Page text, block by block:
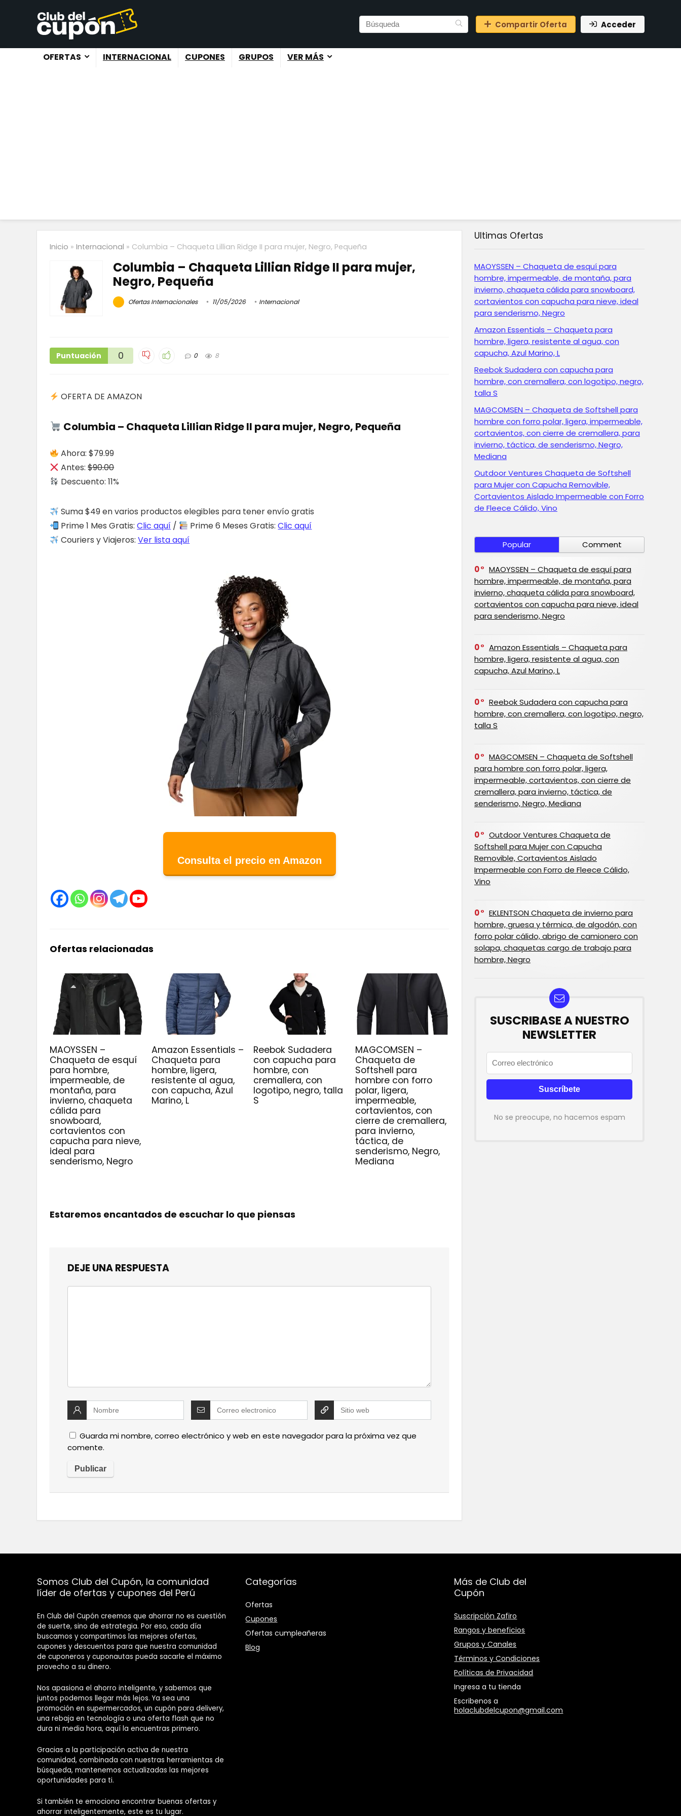
Compartir Oferta Acceder
OFERTAS INTERNACIONAL CUPONES GRUPOS VER MÁS
Inicio » Internacional » Columbia – Chaqueta Lillian Ridge II para mujer, Negro, Pequeña
Columbia – Chaqueta Lillian Ridge II para mujer,
Negro, Pequeña
Ofertas Internacionales 11/05/2026 Internacional
Puntuación 0 0 8
OFERTA DE AMAZON
Columbia – Chaqueta Lillian Ridge II para mujer, Negro, Pequeña
Ahora: $79.99
Antes:$90.00
Descuento: 11%
Suma $49 en varios productos elegibles para tener envío gratis
Prime 1 Mes Gratis:Clic aquí / Prime 6 Meses Gratis:Clic aquí
Couriers y Viajeros:Ver lista aquí
Consulta el precio en Amazon
Ofertas relacionadas
MAOYSSEN –
Chaqueta de esquí
para hombre,
impermeable, de
montaña, para
invierno, chaqueta
cálida para
snowboard,
cortavientos con
capucha para nieve,
ideal para
senderismo, Negro
Amazon Essentials –
Chaqueta para
hombre, ligera,
resistente al agua,
con capucha, Azul
Marino, L
Reebok Sudadera
con capucha para
hombre, con
cremallera, con
logotipo, negro, talla
S
MAGCOMSEN –
Chaqueta de
Softshell para
hombre con forro
polar, ligera,
impermeable,
cortavientos, con
cierre de cremallera,
para invierno,
táctica, de
senderismo, Negro,
Mediana
Estaremos encantados de escuchar lo que piensas
DEJE UNA RESPUESTA
Guarda mi nombre, correo electrónico y web en este navegador para la próxima vez que
comente.
Ultimas Ofertas
MAOYSSEN – Chaqueta de esquí para
hombre, impermeable, de montaña, para
invierno, chaqueta cálida para snowboard,
cortavientos con capucha para nieve, ideal
para senderismo, Negro
Amazon Essentials – Chaqueta para
hombre, ligera, resistente al agua, con
capucha, Azul Marino, L
Reebok Sudadera con capucha para
hombre, con cremallera, con logotipo, negro,
talla S
MAGCOMSEN – Chaqueta de Softshell para
hombre con forro polar, ligera, impermeable,
cortavientos, con cierre de cremallera, para
invierno, táctica, de senderismo, Negro,
Mediana
Outdoor Ventures Chaqueta de Softshell
para Mujer con Capucha Removible,
Cortavientos Aislado Impermeable con Forro
de Fleece Cálido, Vino
Popular Comment
0
MAOYSSEN – Chaqueta de esquí para
hombre, impermeable, de montaña, para
invierno, chaqueta cálida para snowboard,
cortavientos con capucha para nieve, ideal
para senderismo, Negro
0
Amazon Essentials – Chaqueta para
hombre, ligera, resistente al agua, con
capucha, Azul Marino, L
0
Reebok Sudadera con capucha para
hombre, con cremallera, con logotipo, negro,
talla S
0
MAGCOMSEN – Chaqueta de Softshell
para hombre con forro polar, ligera,
impermeable, cortavientos, con cierre de
cremallera, para invierno, táctica, de
senderismo, Negro, Mediana
0
Outdoor Ventures Chaqueta de
Softshell para Mujer con Capucha
Removible, Cortavientos Aislado
Impermeable con Forro de Fleece Cálido,
Vino
0
EKLENTSON Chaqueta de invierno para
hombre, gruesa y térmica, de algodón, con
forro polar cálido, abrigo de camionero con
solapa, chaquetas cargo de trabajo para
hombre, Negro
SUSCRIBASE A NUESTRO
NEWSLETTER
No se preocupe, no hacemos espam
Somos Club del Cupón, la comunidad
líder de ofertas y cupones del Perú
En Club del Cupón creemos que ahorrar no es cuestión
de suerte, sino de estrategia. Por eso, cada día
buscamos y compartimos las mejores ofertas,
cupones y descuentos para que nuestra comunidad
de cuponeros y cuponautas pueda sacarle el máximo
provecho a su dinero.
Nos apasiona el ahorro inteligente, y sabemos que
juntos podemos llegar más lejos. Ya sea una
promoción en supermercados, un cupón para delivery,
una rebaja en tecnología o una oferta flash que no
dura ni media hora, aquí la encuentras primero.
Gracias a la participación activa de nuestra
comunidad, combinada con nuestras herramientas de
búsqueda, mantenemos actualizadas las mejores
oportunidades para ti.
Si también te emociona encontrar buenas ofertas y
ahorrar inteligentemente, este es tu lugar.
Categorías
Ofertas
Cupones
Ofertas cumpleañeras
Blog
Más de Club del
Cupón
Suscripción Zafiro
Rangos y beneficios
Grupos y Canales
Términos y Condiciones
Políticas de Privacidad
Ingresa a tu tienda
Escribenos a
holaclubdelcupon@gmail.com